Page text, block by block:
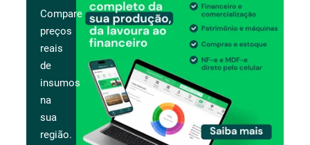
Compare
preços
reais
de
insumos
na
sua
região.